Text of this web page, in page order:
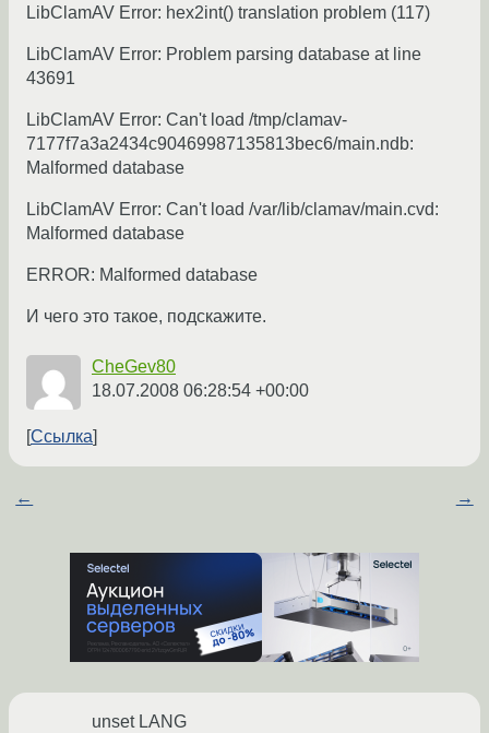
LibClamAV Error: hex2int() translation problem (117)
LibClamAV Error: Problem parsing database at line
43691
LibClamAV Error: Can't load /tmp/clamav-
7177f7a3a2434c90469987135813bec6/main.ndb:
Malformed database
LibClamAV Error: Can't load /var/lib/clamav/main.cvd:
Malformed database
ERROR: Malformed database
И чего это такое, подскажите.
CheGev80
18.07.2008 06:28:54 +00:00
Ссылка
← →
unset LANG